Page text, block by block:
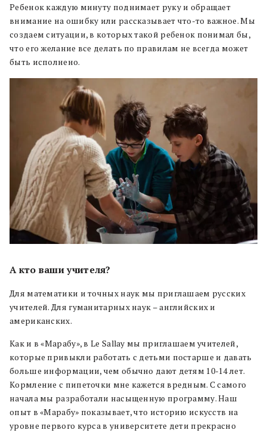
Ребенок каждую минуту поднимает руку и обращает
внимание на ошибку или рассказывает что-то важное. Мы
создаем ситуации, в которых такой ребенок понимал бы,
что его желание все делать по правилам не всегда может
быть исполнено.
А кто ваши учителя?
Для математики и точных наук мы приглашаем русских
учителей. Для гуманитарных наук – английских и
американских.
Как и в «Марабу», в Le Sallay мы приглашаем учителей,
которые привыкли работать с детьми постарше и давать
больше информации, чем обычно дают детям 10-14 лет.
Кормление с пипеточки мне кажется вредным. С самого
начала мы разработали насыщенную программу. Наш
опыт в «Марабу» показывает, что историю искусств на
уровне первого курса в университете дети прекрасно